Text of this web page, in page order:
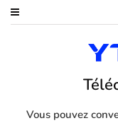
Vous pouvez